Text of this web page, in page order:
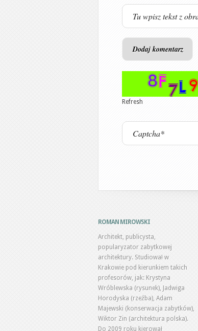
Refresh
ROMAN MIROWSKI
Architekt, publicysta,
popularyzator zabytkowej
architektury. Studiował w
Krakowie pod kierunkiem takich
profesorów, jak: Krystyna
Wróblewska (rysunek), Jadwiga
Horodyska (rzeźba), Adam
Majewski (konserwacja zabytków),
Wiktor Zin (architektura polska).
Do 2009 roku kierował